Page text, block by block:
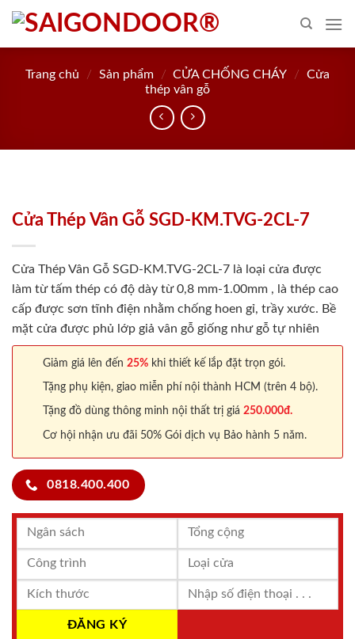
Skip
content
Trang chủ / Sản phẩm / CỬA CHỐNG CHÁY /
Cửa
thép vân gỗ
Cửa Thép Vân Gỗ SGD-KM.TVG-2CL-7
Cửa Thép Vân Gỗ SGD-KM.TVG-2CL-7 là loại cửa được
làm từ tấm thép có độ dày từ 0,8 mm-1.00mm , là thép cao
cấp được sơn tĩnh điện nhằm chống hoen gỉ, trầy xước. Bề
mặt cửa được phủ lớp giả vân gỗ giống như gỗ tự nhiên
Giảm giá lên đến 25% khi thiết kế lắp đặt trọn gói.
Tặng phụ kiện, giao miễn phí nội thành HCM (trên 4 bộ).
Tặng đồ dùng thông minh nội thất trị giá 250.000đ.
Cơ hội nhận ưu đãi 50% Gói dịch vụ Bảo hành 5 năm.
0818.400.400